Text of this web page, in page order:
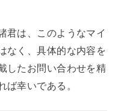
君は、このようなマイ
なく、具体的な内容を
したお問い合わせを精
ば幸いである。